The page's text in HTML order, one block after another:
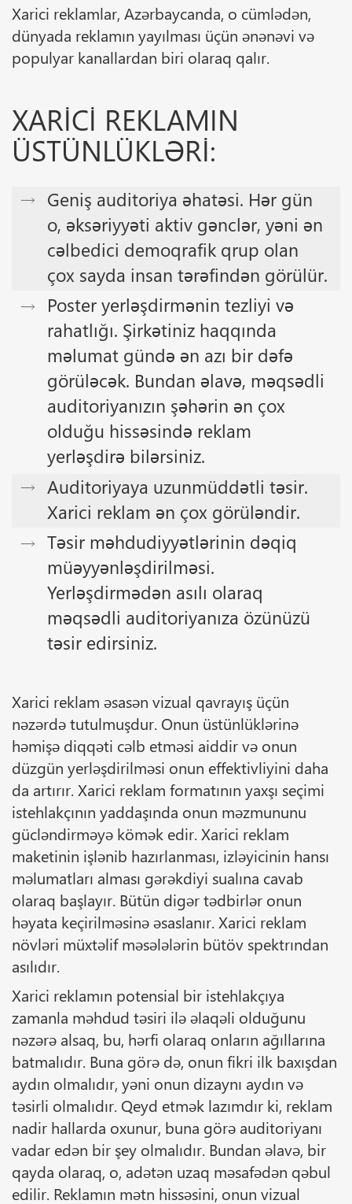
Xarici reklamlar, Azərbaycanda, o cümlədən,
dünyada reklamın yayılması üçün ənənəvi və
populyar kanallardan biri olaraq qalır.
XARICI REKLAMIN
ÜSTÜNLÜKLƏRI:
Geniş auditoriya əhatəsi. Hər gün
o, əksəriyyəti aktiv gənclər, yəni ən
cəlbedici demoqrafik qrup olan
çox sayda insan tərəfindən görülür.
Poster yerləşdirmənin tezliyi və
rahatlığı. Şirkətiniz haqqında
məlumat gündə ən azı bir dəfə
görüləcək. Bundan əlavə, məqsədli
auditoriyanızın şəhərin ən çox
olduğu hissəsində reklam
yerləşdirə bilərsiniz.
Auditoriyaya uzunmüddətli təsir.
Xarici reklam ən çox görüləndir.
Təsir məhdudiyyətlərinin dəqiq
müəyyənləşdirilməsi.
Yerləşdirmədən asılı olaraq
məqsədli auditoriyanıza özünüzü
təsir edirsiniz.
Xarici reklam əsasən vizual qavrayış üçün
nəzərdə tutulmuşdur. Onun üstünlüklərinə
həmişə diqqəti cəlb etməsi aiddir və onun
düzgün yerləşdirilməsi onun effektivliyini daha
da artırır. Xarici reklam formatının yaxşı seçimi
istehlakçının yaddaşında onun məzmununu
gücləndirməyə kömək edir. Xarici reklam
maketinin işlənib hazırlanması, izləyicinin hansı
məlumatları alması gərəkdiyi sualına cavab
olaraq başlayır. Bütün digər tədbirlər onun
həyata keçirilməsinə əsaslanır. Xarici reklam
növləri müxtəlif məsələlərin bütöv spektrından
asılıdır.
Xarici reklamın potensial bir istehlakçıya
zamanla məhdud təsiri ilə əlaqəli olduğunu
nəzərə alsaq, bu, hərfi olaraq onların ağıllarına
batmalıdır. Buna görə də, onun fikri ilk baxışdan
aydın olmalıdır, yəni onun dizaynı aydın və
təsirli olmalıdır. Qeyd etmək lazımdır ki, reklam
nadir hallarda oxunur, buna görə auditoriyanı
vadar edən bir şey olmalıdır. Bundan əlavə, bir
qayda olaraq, o, adətən uzaq məsafədən qəbul
edilir. Reklamın mətn hissəsini, onun vizual